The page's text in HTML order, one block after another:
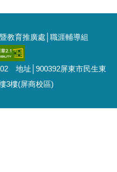
教育推廣處│職涯輔導組
地址│900392屏東市民生東
3樓(屏商校區)